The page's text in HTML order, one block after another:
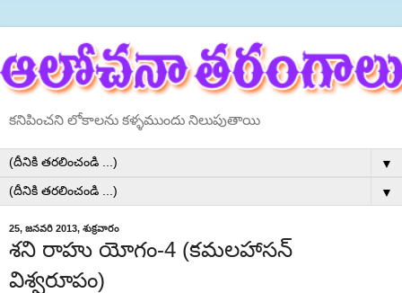
కనిపించని లోకాలను కళ్ళముందు నిలుపుతాయి
▼
▼
25, జనవరి 2013, శుక్రవారం
శని రాహు యోగం-4 (కమలహాసన్
విశ్వరూపం)